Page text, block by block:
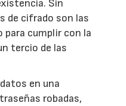
Sin
de cifrado son las
cumplir con la
tercio de las
en una
robadas,